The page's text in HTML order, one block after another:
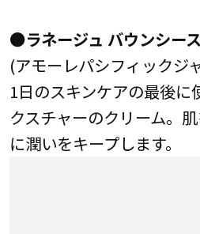
●ラネージュ バウンシー
(アモーレパシフィックジ
1日のスキンケアの最後に
クスチャーのクリーム。
に潤いをキープします。